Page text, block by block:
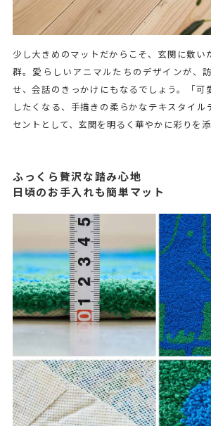
少し大きめのマットだからこそ、玄関に敷い
群。愛らしいアニマルたちのデザインが、
せ、会話のきっかけにもなるでしょう。「可
したくなる、手描きの柔らかなテキスタイル
セントとして、玄関を明るく華やかに彩りを添
ふっくら贅沢な踏み心地
日頃のお手入れも簡単マット